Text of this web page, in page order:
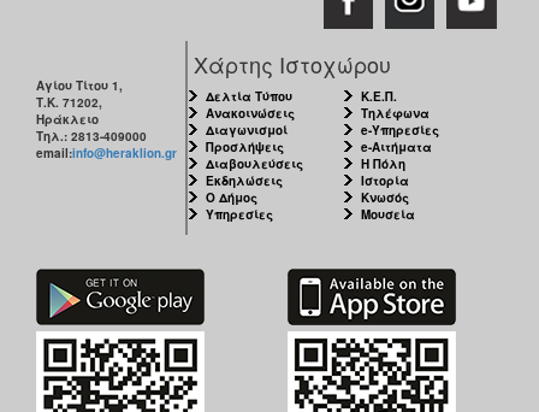
Αγίου Τίτου 1,
Τ.Κ. 71202,
Ηράκλειο
Τηλ.: 2813-409000
email:info@heraklion.gr
Χάρτης Ιστοχώρου
Δελτία Τύπου
Ανακοινώσεις
Διαγωνισμοί
Προσλήψεις
Διαβουλεύσεις
Εκδηλώσεις
Ο Δήμος
Υπηρεσίες
Κ.Ε.Π.
Τηλέφωνα
e-Υπηρεσίες
e-Αιτήματα
Η Πόλη
Ιστορία
Κνωσός
Μουσεία